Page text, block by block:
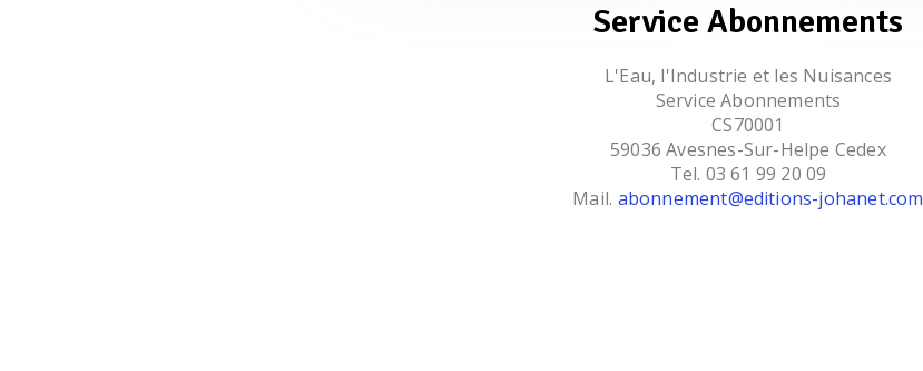
Service Abonnements
L'Eau, l'Industrie et les Nuisances
Service Abonnements
CS70001
59036 Avesnes-Sur-Helpe Cedex
Tel. 03 61 99 20 09
Mail. abonnement@editions-johanet.com